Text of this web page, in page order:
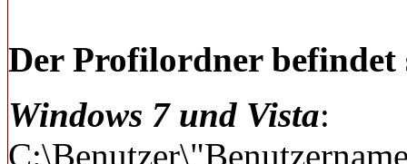
Der Profilordner befindet
Windows 7 und Vista: